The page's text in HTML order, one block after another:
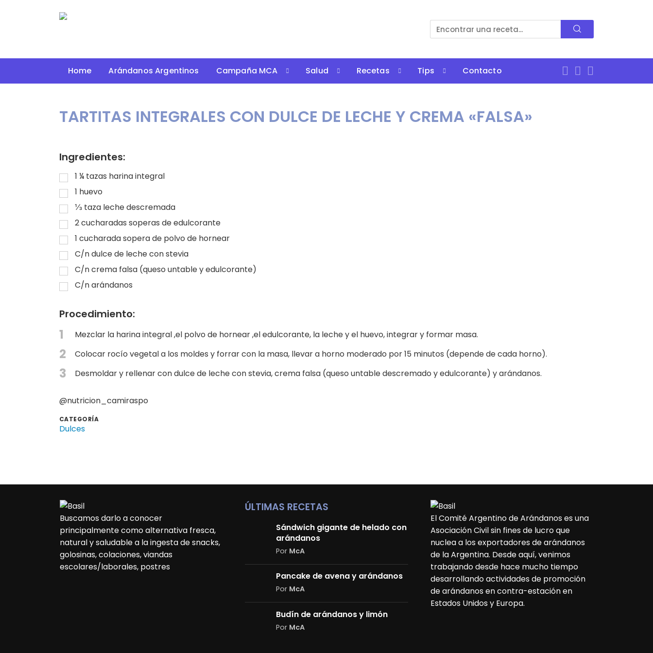
Home Arándanos Argentinos Campaña MCA Salud Recetas Tips Contacto
TARTITAS INTEGRALES CON DULCE DE LECHE Y CREMA «FALSA»
Ingredientes:
1 ¼ tazas harina integral
1 huevo
⅓ taza leche descremada
2cucharadas soperas de edulcorante
1 cucharada sopera de polvo de hornear
C/n dulce de leche con stevia
C/n crema falsa (queso untable y edulcorante)
C/n arándanos
Procedimiento:
1 Mezclar la harina integral ,el polvo de hornear ,el edulcorante, la leche y el huevo, integrar y formar masa.
2 Colocar rocío vegetal a los moldes y forrar con la masa, llevar a horno moderado por 15 minutos (depende de cada horno).
3 Desmoldar y rellenar con dulce de leche con stevia, crema falsa (queso untable descremado y edulcorante) y arándanos.
@nutricion_camiraspo
CATEGORÍA
Dulces
Buscamos darlo a conocer
principalmente como alternativa fresca,
natural y saludable a la ingesta de snacks,
golosinas, colaciones, viandas
escolares/laborales, postres
ÚLTIMAS RECETAS
Sándwich gigante de helado con
arándanos
Por McA
Pancake de avena y arándanos
Por McA
Budín de arándanos y limón
Por McA
El Comité Argentino de Arándanos es una
Asociación Civil sin fines de lucro que
nuclea a los exportadores de arándanos
de la Argentina. Desde aquí, venimos
trabajando desde hace mucho tiempo
desarrollando actividades de promoción
de arándanos en contra-estación en
Estados Unidos y Europa.